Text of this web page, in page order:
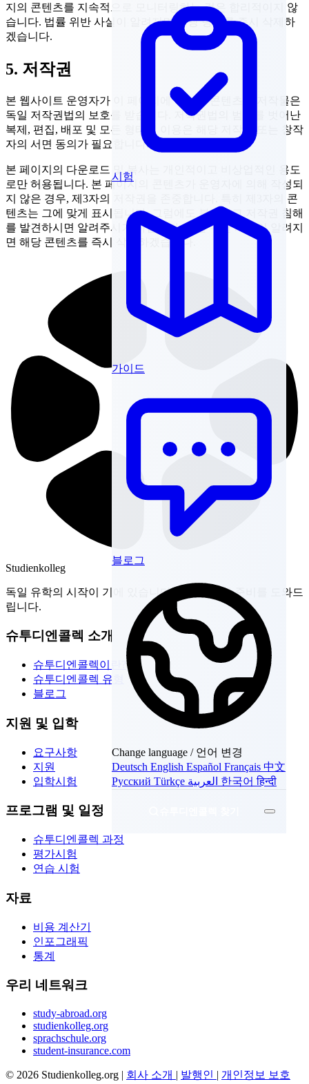
시험
가이드
블로그
Change language / 언어 변경
Deutsch English Español Français 中文
Русский Türkçe 한국어हिन्दी
지의 콘텐츠를 지속적으로 모니터링하는 것은 합리적이지 않
습니다. 법률 위반 사실이 알려지면 해당 링크를 즉시 삭제하
겠습니다.
5. 저작권
본 웹사이트 운영자가 이 페이지에 작성한 콘텐츠와 저작물은
독일 저작권법의 보호를 받습니다. 저작권법의 범위를 벗어난
복제, 편집, 배포 및 모든 형태의 이용은 해당 저작자 또는 창작
자의 서면 동의가 필요합니다.
본 페이지의 다운로드 및 복사는 개인적이고 비상업적인 용도
로만 허용됩니다. 본 페이지의 콘텐츠가 운영자에 의해 작성되
지 않은 경우, 제3자의 저작권을 존중합니다. 특히 제3자의 콘
텐츠는 그에 맞게 표시됩니다. 그럼에도 불구하고 저작권 침해
를 발견하시면 알려주시기 바랍니다. 법률 위반 사실이 알려지
면 해당 콘텐츠를 즉시 삭제하겠습니다.
Studienkolleg
독일 유학의 시작이 기에 있습니다. 슈디엔콜렉 준비를 도와드
립니다.
슈투디엔콜렉 소개
슈투디엔콜렉이란?
슈투디엔콜렉 유형
블로그
지원 및 입학
요구사항
지원
입학시험
프로그램 및 일정
슈투디엔콜렉 과정
평가시험
연습 시험
자료
비용 계산기
인포그래픽
통계
우리 네트워크
study-abroad.org
studienkolleg.org
sprachschule.org
student-insurance.com
© 2026 Studienkolleg.org | 회사 소개 | 발행인 | 개인정보 보호